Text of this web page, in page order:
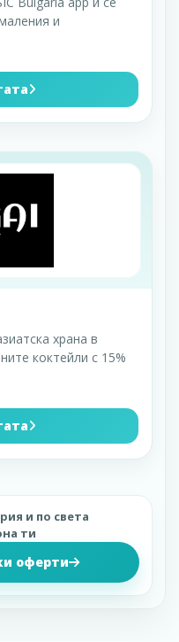
и
храна в
коктейли с 15%
и по света
ти
оферти